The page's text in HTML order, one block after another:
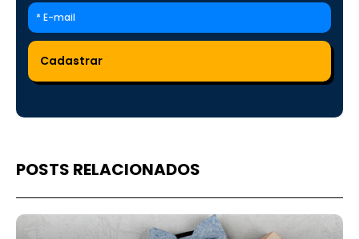
POSTS RELACIONADOS